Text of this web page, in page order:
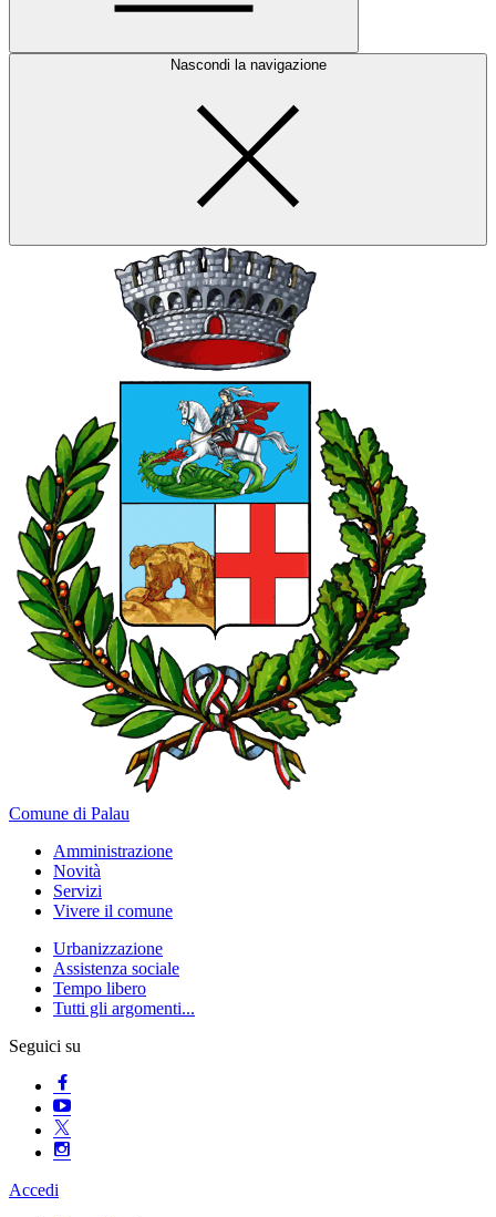
Nascondi la navigazione
Comune di Palau
Amministrazione
Novità
Servizi
Vivere il comune
Urbanizzazione
Assistenza sociale
Tempo libero
Tutti gli argomenti...
Seguici su
Accedi